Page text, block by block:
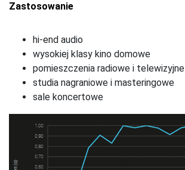
Zastosowanie
hi-end audio
wysokiej klasy kino domowe
pomieszczenia radiowe i telewizyjne
studia nagraniowe i masteringowe
sale koncertowe